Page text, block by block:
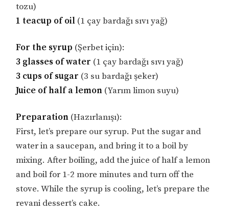
tozu)
1 teacup of oil (1 çay bardağı sıvı yağ)
For the syrup (Şerbet için):
3 glasses of water (1 çay bardağı sıvı yağ)
3 cups of sugar (3 su bardağı şeker)
Juice of half a lemon (Yarım limon suyu)
Preparation (Hazırlanışı):
First, let’s prepare our syrup. Put the sugar and
water in a saucepan, and bring it to a boil by
mixing. After boiling, add the juice of half a lemon
and boil for 1-2 more minutes and turn off the
stove. While the syrup is cooling, let’s prepare the
revani dessert’s cake.